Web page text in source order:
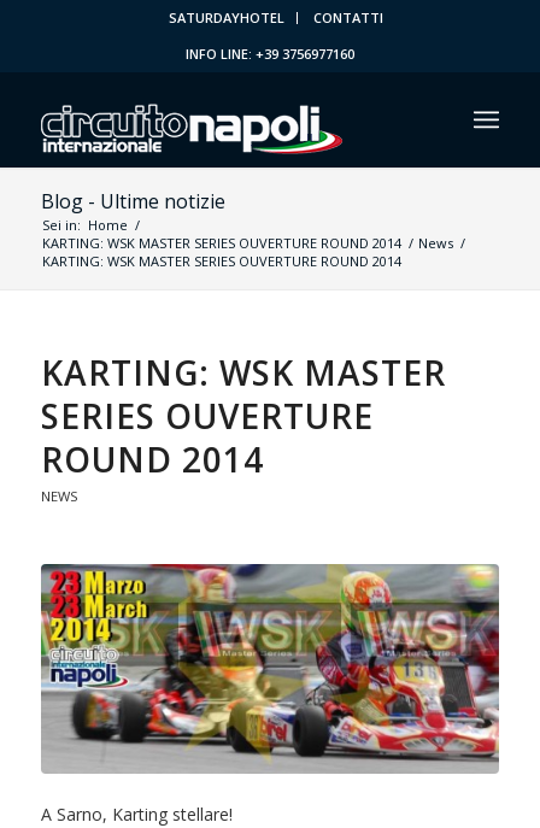
SATURDAYHOTEL
CONTATTI
INFO LINE: +39 3756977160
Blog - Ultime notizie
Sei in: Home /
KARTING: WSK MASTER SERIES OUVERTURE ROUND 2014 / News /
KARTING: WSK MASTER SERIES OUVERTURE ROUND 2014
KARTING: WSK MASTER
SERIES OUVERTURE
ROUND 2014
NEWS
A Sarno, Karting stellare!